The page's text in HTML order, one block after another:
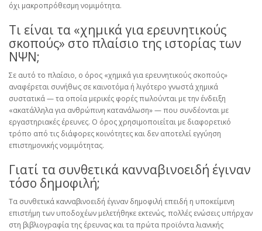
όχι μακροπρόθεσμη νομιμότητα.
Τι είναι τα «χημικά για ερευνητικούς
σκοπούς» στο πλαίσιο της ιστορίας των
ΝΨΝ;
Σε αυτό το πλαίσιο, ο όρος «χημικά για ερευνητικούς σκοπούς»
αναφέρεται συνήθως σε καινοτόμα ή λιγότερο γνωστά χημικά
συστατικά — τα οποία μερικές φορές πωλούνται με την ένδειξη
«ακατάλληλα για ανθρώπινη κατανάλωση» — που συνδέονται με
εργαστηριακές έρευνες. Ο όρος χρησιμοποιείται με διαφορετικό
τρόπο από τις διάφορες κοινότητες και δεν αποτελεί εγγύηση
επιστημονικής νομιμότητας.
Γιατί τα συνθετικά κανναβινοειδή έγιναν
τόσο δημοφιλή;
Τα συνθετικά κανναβινοειδή έγιναν δημοφιλή επειδή η υποκείμενη
επιστήμη των υποδοχέων μελετήθηκε εκτενώς, πολλές ενώσεις υπήρχαν
στη βιβλιογραφία της έρευνας και τα πρώτα προϊόντα λιανικής